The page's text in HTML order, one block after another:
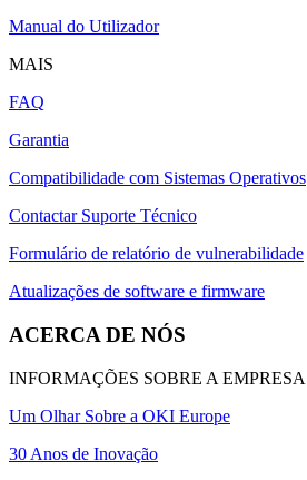
Manual do Utilizador
MAIS
FAQ
Garantia
Compatibilidade com Sistemas Operativos
Contactar Suporte Técnico
Formulário de relatório de vulnerabilidade
Atualizações de software e firmware
ACERCA DE NÓS
INFORMAÇÕES SOBRE A EMPRESA
Um Olhar Sobre a OKI Europe
30 Anos de Inovação